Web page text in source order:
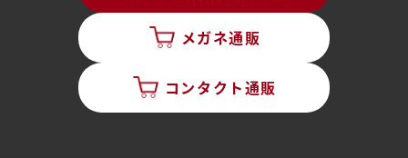
メガネ通販
コンタクト通販